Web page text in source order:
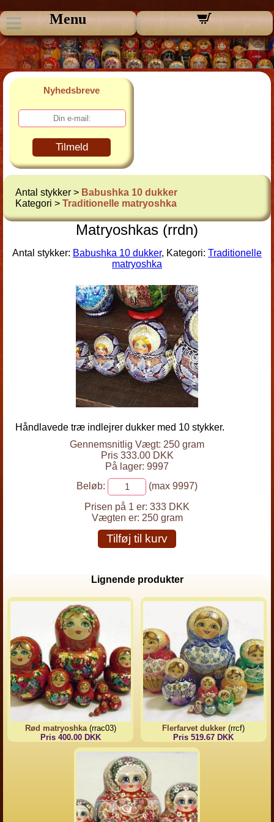
Menu
Nyhedsbreve
Tilmeld
Antal stykker > Babushka 10 dukker
Kategori > Traditionelle matryoshka
Matryoshkas (rrdn)
Antal stykker: Babushka 10 dukker, Kategori: Traditionelle
matryoshka
Håndlavede træ indlejrer dukker med 10 stykker.
Gennemsnitlig Vægt: 250 gram
Pris 333.00 DKK
På lager: 9997
Beløb:
(max 9997)
Prisen på 1 er: 333 DKK
Vægten er: 250 gram
Tilføj til kurv
Lignende produkter
Rød matryoshka(rrac03)
Pris 400.00 DKK
Flerfarvet dukker (rrcf)
Pris 519.67 DKK